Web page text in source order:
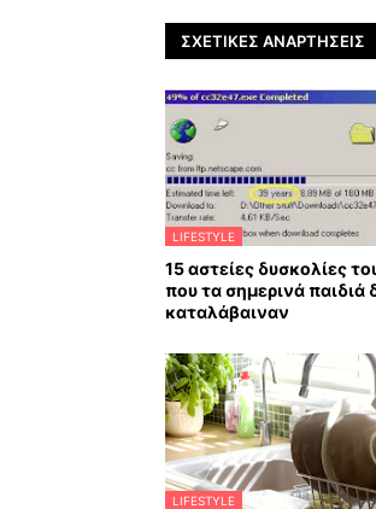
ΣΧΕΤΙΚΈΣ ΑΝΑΡΤΉΣΕΙΣ
LIFESTYLE
15 αστείες δυσκολίες
που τα σημερινά παιδιά
καταλάβαιναν
LIFESTYLE